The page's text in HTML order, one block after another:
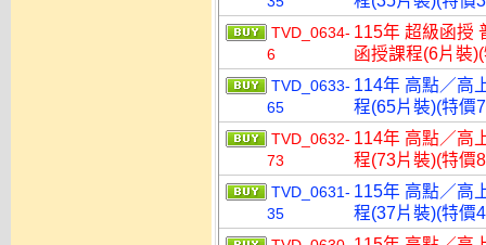
TVD_0634-
6
115年 超級函授
函授課程(6片裝
TVD_0633-
65
114年 高點／高
程(65片裝)(特價
TVD_0632-
73
114年 高點／高
程(73片裝)(特價
TVD_0631-
35
115年 高點／高
程(37片裝)(特價